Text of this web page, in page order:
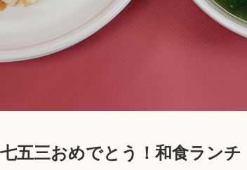
五三おめでとう！和食ランチ